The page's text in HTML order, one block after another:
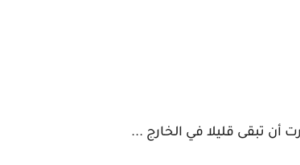
أن تبقى قليلا في الخارج ...